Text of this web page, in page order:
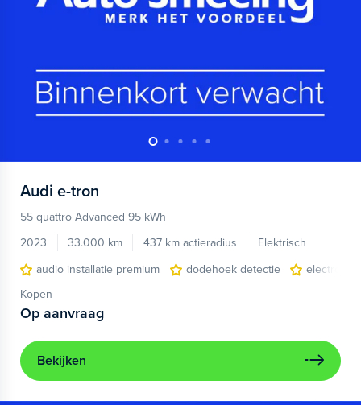
Audi e-tron
55 quattro Advanced 95 kWh
2023
33.000 km 437 km actieradius
Elektrisch
audio installatie premium
dodehoek detectie
electronic
Kopen
Op aanvraag
Bekijken